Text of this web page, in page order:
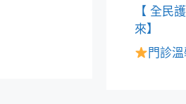
【 全民
來】
門診